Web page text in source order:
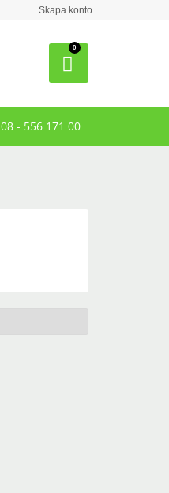
Skapa konto
08 - 556 171 00